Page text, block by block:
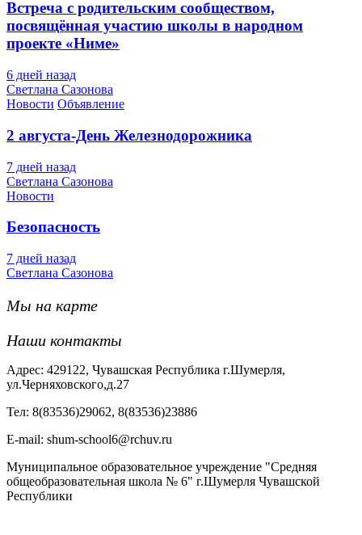
Встреча с родительским сообществом,
посвящённая участию школы в народном
проекте «Ниме»
6 дней назад
Светлана Сазонова
Новости Объявление
2 августа-День Железнодорожника
7 дней назад
Светлана Сазонова
Новости
Безопасность
7 дней назад
Светлана Сазонова
Мы на карте
Наши контакты
Адрес: 429122, Чувашская Республика г.Шумерля,
ул.Черняховского,д.27
Тел: 8(83536)29062, 8(83536)23886
Е-mail: shum-school6@rchuv.ru
Муниципальное образовательное учреждение "Средняя
общеобразовательная школа № 6" г.Шумерля Чувашской
Республики